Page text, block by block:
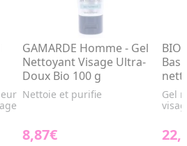
GAMARDE Homme - Gel
Nettoyant Visage Ultra-
Doux Bio 100 g
Nettoie et purifie
8,87€
Gel